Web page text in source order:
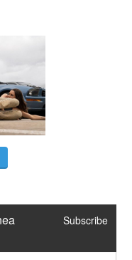
Subscribe